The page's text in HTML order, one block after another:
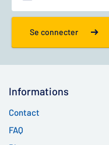
Se connecter
Informations
Contact
FAQ